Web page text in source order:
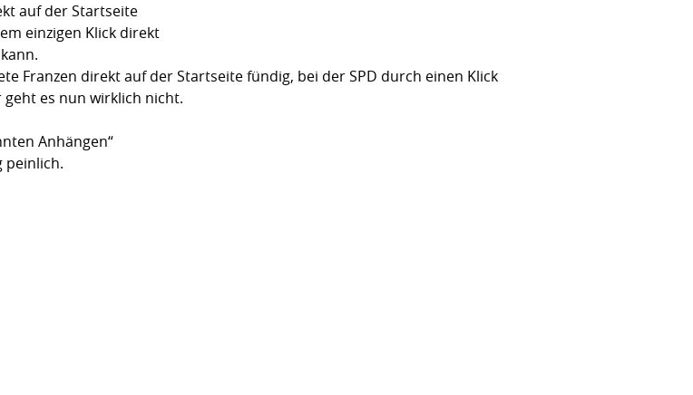
auf der Startseite
einzigen Klick direkt
Franzen direkt auf der Startseite fündig, bei der SPD durch einen Klick
es nun wirklich nicht.
Anhängen“
peinlich.